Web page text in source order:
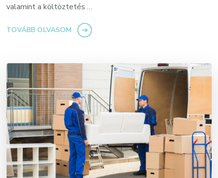
valamint a költöztetés …
TOVÁBB OLVASOM